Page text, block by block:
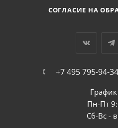
СОГЛАСИЕ НА
+7 495 795-94-34
Пн-Пт
Сб-Вс -